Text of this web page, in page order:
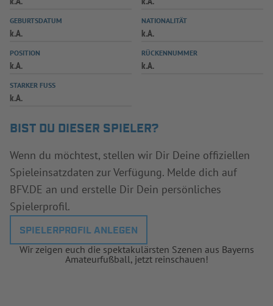
SPIELPLUS
GEBURTSDATUM
k.A.
NATIONALITÄT
k.A.
POSITION
k.A.
RÜCKENNUMMER
k.A.
STARKER FUSS
k.A.
BIST DU DIESER SPIELER?
Wenn du möchtest, stellen wir Dir Deine offiziellen
Spieleinsatzdaten zur Verfügung. Melde dich auf
BFV.DE an und erstelle Dir Dein persönliches
Spielerprofil.
SPIELERPROFIL ANLEGEN
Wir zeigen euch die spektakulärsten Szenen aus Bayerns
Amateurfußball, jetzt reinschauen!